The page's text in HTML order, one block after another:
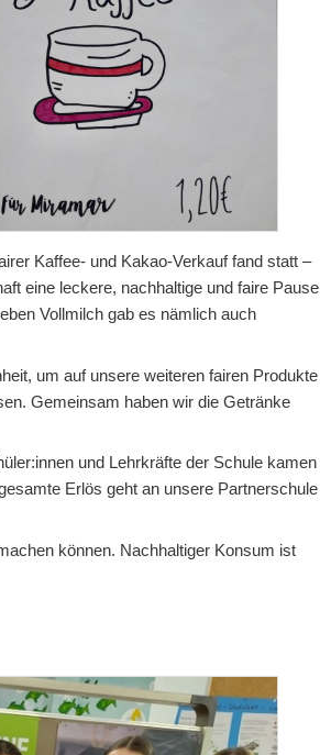
Kaffee- und Kakao-Verkauf fand statt –
eine leckere, nachhaltige und faire Pause
Vollmilch gab es nämlich auch
um auf unsere weiteren fairen Produkte
Gemeinsam haben wir die Getränke
und Lehrkräfte der Schule kamen
Erlös geht an unsere Partnerschule
können. Nachhaltiger Konsum ist